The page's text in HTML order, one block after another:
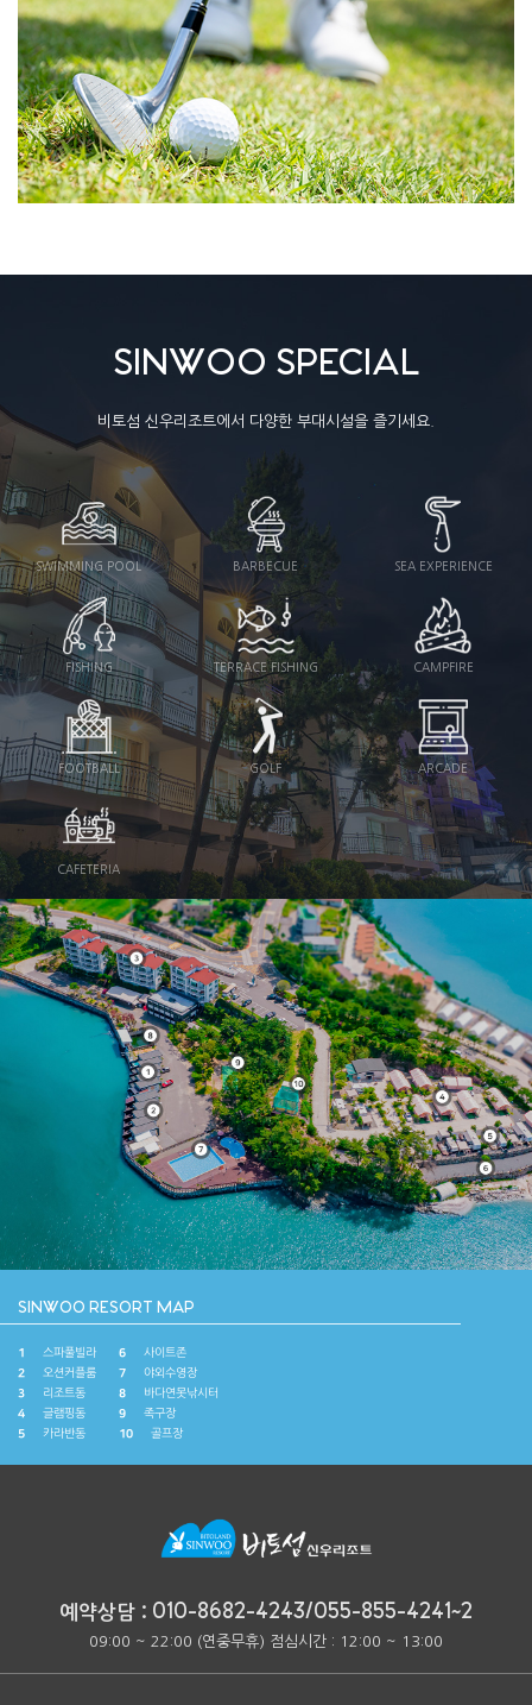
SINWOO SPECIAL
비토섬 신우리조트에서 다양한 부대시설을 즐기세요.
SWIMMING POOL BARBECUE SEA EXPERIENCE
FISHING TERRACE FISHING CAMPFIRE
FOOTBALL GOLF ARCADE
CAFETERIA
SPECIAL 01
SWIMMING POOL
자세히 보러가기
SPECIAL 02
BARBECUE
자세히 보러가기
SPECIAL 03
SEA EXPERIENCE
자세히 보러가기
SPECIAL 04
FISHING
자세히 보러가기
SPECIAL 05
TERRACE FISHING
자세히 보러가기
SPECIAL 06
CAMPFIRE
자세히 보러가기
SPECIAL 07
FOOTBALL
자세히 보러가기
SPECIAL 08
GOLF
자세히 보러가기
SPECIAL 09
ARCADE
자세히 보러가기
SPECIAL 10
CAFETERIA
자세히 보러가기
SINWOO RESORT MAP
1 스파풀빌라
2 오션커플룸
3 리조트동
4 글램핑동
5 카라반동
6 사이트존
7 야외수영장
8 바다연못낚시터
9 족구장
10 골프장
예약상담 : 010-8682-4243/055-855-4241~2
09:00 ~ 22:00 (연중무휴) 점심시간 : 12:00 ~ 13:00